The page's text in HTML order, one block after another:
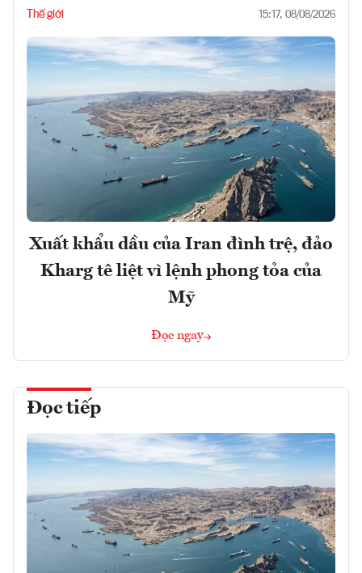
Thế giới 15:17, 08/08/2026
Xuất khẩu dầu của Iran đình trệ, đảo
Kharg tê liệt vì lệnh phong tỏa của
Mỹ
Đọc ngay
Đọc tiếp